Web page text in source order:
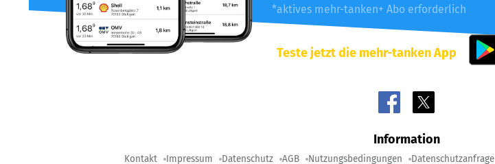
*aktives mehr-tanken+ Abo erforderlich
Teste jetzt die mehr-tanken App
Information
Kontakt Impressum Datenschutz AGB Nutzungsbedingungen Datenschutzanfrage